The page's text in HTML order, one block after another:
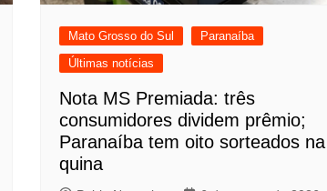
Mato Grosso do Sul
Paranaíba
Últimas notícias
Nota MS Premiada: três
consumidores dividem prêmio;
Paranaíba tem oito sorteados na
quina